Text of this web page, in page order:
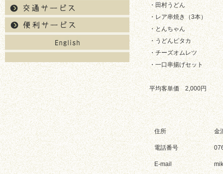
・田村うどん
・レア串焼き（3本）
・とんちゃん
・うどんピタカ
・チーズオムレツ
・一口串揚げセット
平均客単価 2,000円
住所 金
電話番号
E-mail